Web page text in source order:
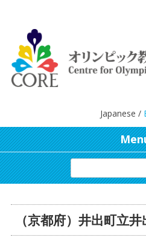
Japanese /
（京都府）井出町立